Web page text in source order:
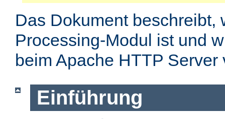
Das Dokument beschreibt,
Processing-Modul ist und
beim Apache HTTP
Einführung